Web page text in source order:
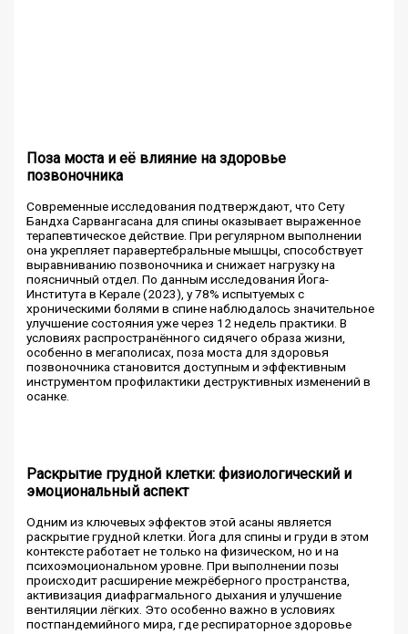
Поза моста и её влияние на здоровье
позвоночника
Современные исследования подтверждают, что Сету
Бандха Сарвангасана для спины оказывает выраженное
терапевтическое действие. При регулярном выполнении
она укрепляет паравертебральные мышцы, способствует
выравниванию позвоночника и снижает нагрузку на
поясничный отдел. По данным исследования Йога-
Института в Керале (2023), у 78% испытуемых с
хроническими болями в спине наблюдалось значительное
улучшение состояния уже через 12 недель практики. В
условиях распространённого сидячего образа жизни,
особенно в мегаполисах, поза моста для здоровья
позвоночника становится доступным и эффективным
инструментом профилактики деструктивных изменений в
осанке.
Раскрытие грудной клетки: физиологический и
эмоциональный аспект
Одним из ключевых эффектов этой асаны является
раскрытие грудной клетки. Йога для спины и груди в этом
контексте работает не только на физическом, но и на
психоэмоциональном уровне. При выполнении позы
происходит расширение межрёберного пространства,
активизация диафрагмального дыхания и улучшение
вентиляции лёгких. Это особенно важно в условиях
постпандемийного мира, где респираторное здоровье